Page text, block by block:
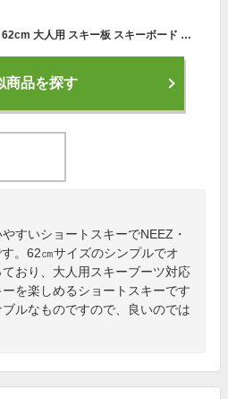
ファンスキー NEEZ SLEDER 62cm 大人用 スキー板 スキーボード ショートスキー 【RCP】【メール便不可・宅配便配送】
商品を探す
すいショートスキーでNEEZ・
。62㎝サイズのシンプルでオ
おり、大人用スキーブーツ対応
を楽しめるショートスキーです
ルなものですので、良いのでは